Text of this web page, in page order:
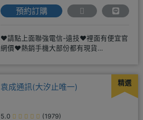
預約訂購
❤️請點上面聯強電信-遠技❤️裡面有便宜官
網價❤️熱銷手機大部份都有現貨
精選
袁成通訊(大汐止唯一)
5.0
(1979)